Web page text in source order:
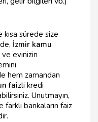
sürede size
İzmir kamu
evinizin
hem zamandan
faizli kredi
Unutmayın,
bankaların faiz